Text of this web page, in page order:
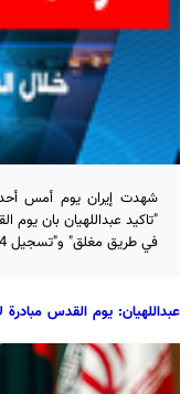
شهدت إيران يوم أمس
"تاكيد عبداللهيان بان يوم
في طريق مغلق" و"تسجيل 344 حالة وفاة جديدة بكورونا في إيران".
عبداللهيان: يوم القدس